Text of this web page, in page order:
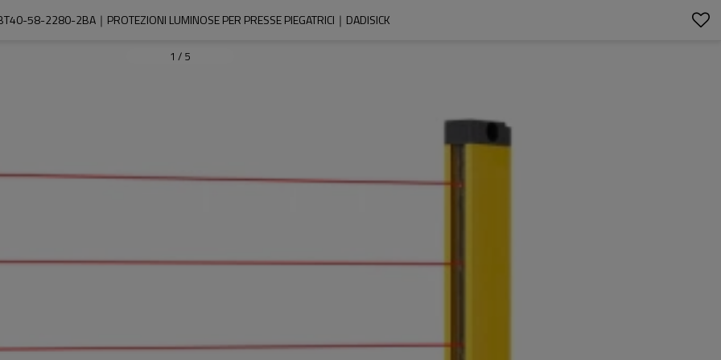
58-2280-2BA｜PROTEZIONI LUMINOSE PER PRESSE PIEGATRICI｜DADISICK
1 / 5